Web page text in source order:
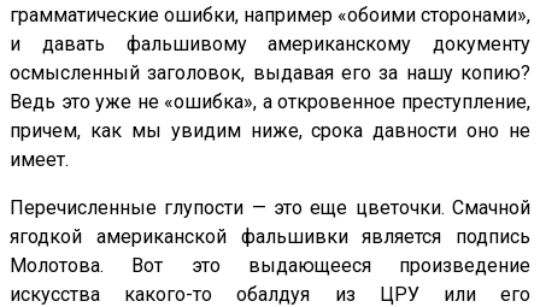
грамматические ошибки, например «обоими сторонами»,
и давать фальшивому американскому документу
осмысленный заголовок, выдавая его за нашу копию?
Ведь это уже не «ошибка», а откровенное преступление,
причем, как мы увидим ниже, срока давности оно не
имеет.
Перечисленные глупости — это еще цветочки. Смачной
ягодкой американской фальшивки является подпись
Молотова. Вот это выдающееся произведение
искусства какого-то обалдуя из ЦРУ или его